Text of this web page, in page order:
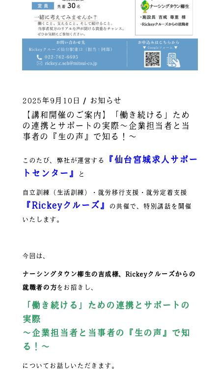
2025年9月10日 お知らせ
【講和開催のご案内】「働き続ける」ため
の連携とサポートの実際～企業担当者と当
事者の『生の声』で知る！～
このたび、弊社が運営する
『仙台宮城求人サポー
トセンター』
と
自立訓練（生活訓練）・就労移行支援・就労定着支援
『Rickeyクルーズ』
の共催で、特別講話を開催
いたします。
今回は、
ナーシングタウン柳生の吉成様、Rickeyクルーズからの
就職者の方をお招きし、
「働き続ける」ための連携とサポートの
実際
～企業担当者と当事者の
『生の声』で知
る！～
についてお話しいただきます。